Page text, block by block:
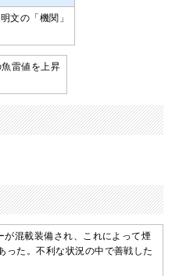
文の「機関」
雷値を上昇
混載装備され、これによって煙
った。不利な状況の中で善戦した